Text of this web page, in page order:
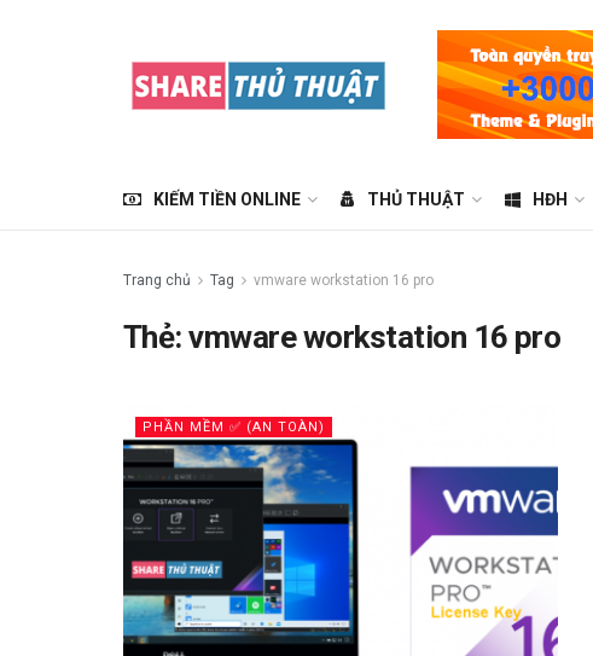
KIẾM TIỀN ONLINE THỦ THUẬT HĐH
Trang chủ Tag vmware workstation 16 pro
Thẻ:vmware workstation 16 pro
PHẦN MỀM ✅ (AN TOÀN)